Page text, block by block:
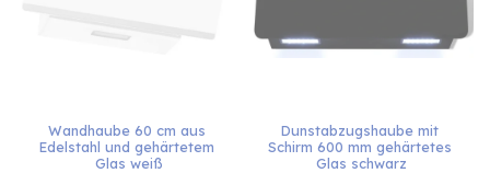
Wandhaube 60 cm aus
Edelstahl und gehärtetem
Glas weiß
Dunstabzugshaube mit
Schirm 600 mm gehärtetes
Glas schwarz